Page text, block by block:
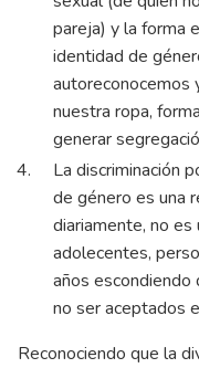
pareja) y la forma
identidad de
autoreconocemos
nuestra ropa,
generar
La discriminación
de género es una
diariamente, no
adolecentes,
años escondiendo
no ser aceptados
Reconociendo que la